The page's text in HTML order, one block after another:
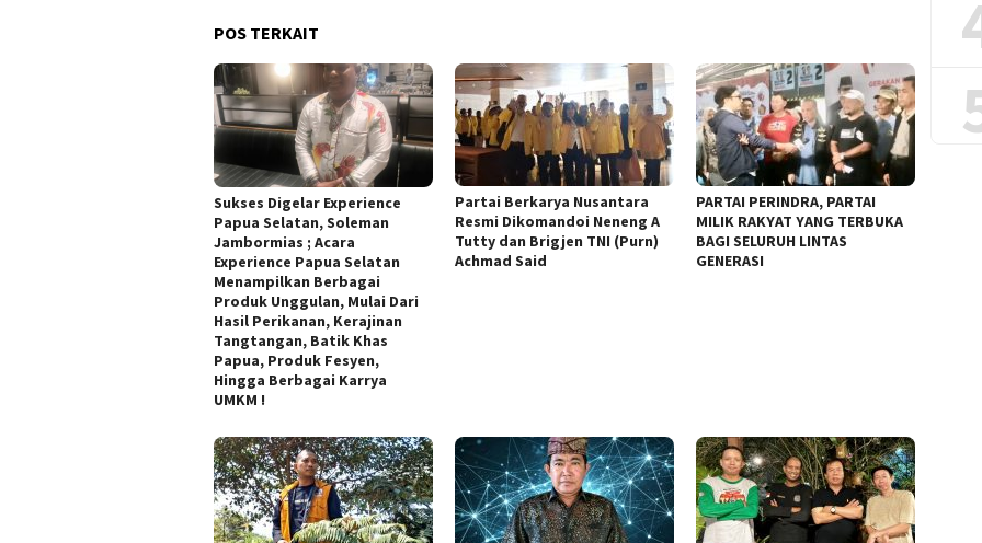
POS TERKAIT
Sukses Digelar Experience
Papua Selatan, Soleman
Jambormias ; Acara
Experience Papua Selatan
Menampilkan Berbagai
Produk Unggulan, Mulai Dari
Hasil Perikanan, Kerajinan
Tangtangan, Batik Khas
Papua, Produk Fesyen,
Hingga Berbagai Karrya
UMKM !
Partai Berkarya Nusantara
Resmi Dikomandoi Neneng A
Tutty dan Brigjen TNI (Purn)
Achmad Said
PARTAI PERINDRA, PARTAI
MILIK RAKYAT YANG TERBUKA
BAGI SELURUH LINTAS
GENERASI